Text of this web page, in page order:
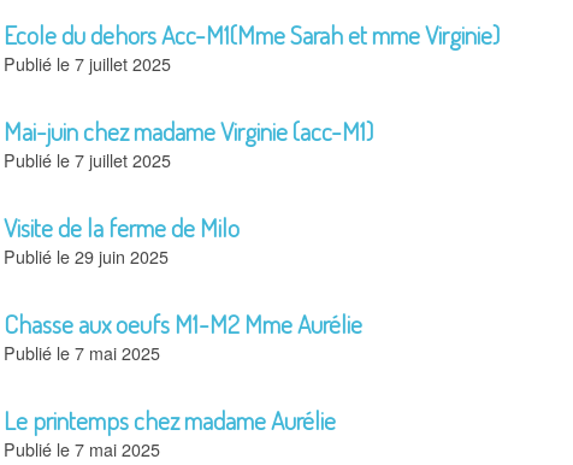
Ecole du dehors Acc-M1(Mme Sarah et mme Virginie)
7 juillet 2025
Mai-juin chez madame Virginie (acc-M1)
7 juillet 2025
Visite de la ferme de Milo
29 juin 2025
Chasse aux oeufs M1-M2 Mme Aurélie
7 mai 2025
Le printemps chez madame Aurélie
7 mai 2025